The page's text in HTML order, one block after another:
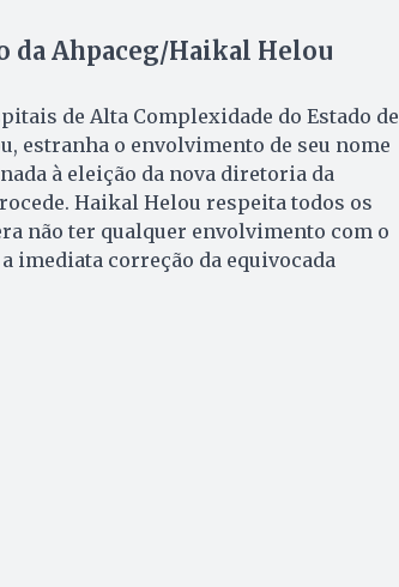
da Ahpaceg/Haikal Helou
de Alta Complexidade do Estado de
estranha o envolvimento de seu nome
à eleição da nova diretoria da
Haikal Helou respeita todos os
não ter qualquer envolvimento com o
imediata correção da equivocada